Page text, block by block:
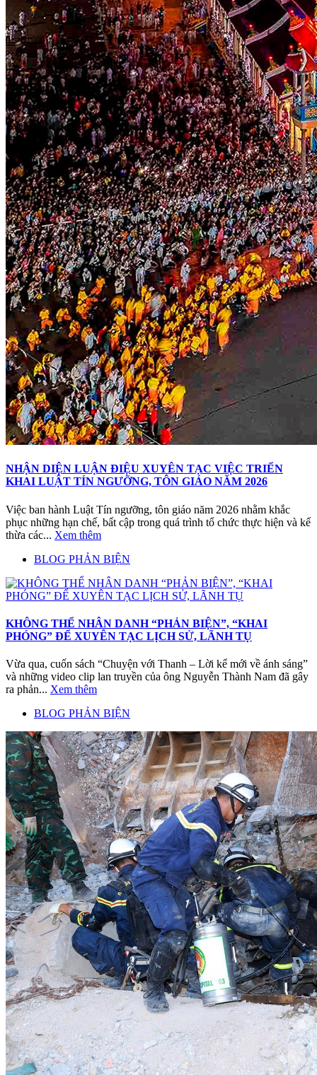
NHẬN DIỆN LUẬN ĐIỆU XUYÊN TẠC VIỆC TRIỂN
KHAI LUẬT TÍN NGƯỠNG, TÔN GIÁO NĂM 2026
Việc ban hành Luật Tín ngưỡng, tôn giáo năm 2026 nhằm khắc
phục những hạn chế, bất cập trong quá trình tổ chức thực hiện và kế
thừa các... Xem thêm
BLOG PHẢN BIỆN
KHÔNG THỂ NHÂN DANH “PHẢN BIỆN”, “KHAI
PHÓNG” ĐỂ XUYÊN TẠC LỊCH SỬ, LÃNH TỤ
Vừa qua, cuốn sách “Chuyện với Thanh – Lời kể mới về ánh sáng”
và những video clip lan truyền của ông Nguyễn Thành Nam đã gây
ra phản... Xem thêm
BLOG PHẢN BIỆN